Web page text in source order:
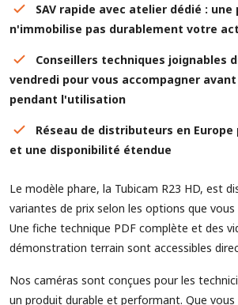
SAV rapide avec atelier dédié : une
n'immobilise pas durablement votre
Conseillers techniques joignables
vendredi pour vous accompagner
pendant l'utilisation
Réseau de distributeurs en
et une disponibilité étendue
Le modèle phare, la Tubicam R23 HD, est
variantes de prix selon les options que
Une fiche technique PDF complète et des
démonstration terrain sont accessibles
Nos caméras sont conçues pour les
un produit durable et performant. Que vous